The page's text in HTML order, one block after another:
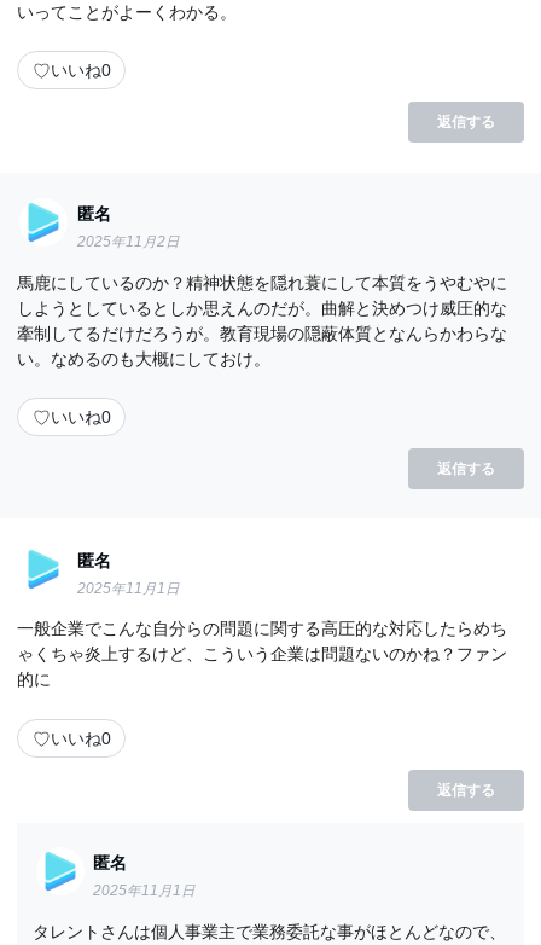
いってことがよーくわかる。
♡いいね0
返信する
匿名
2025年11月2日
馬鹿にしているのか？精神状態を隠れ蓑にして本質をうやむやに
しようとしているとしか思えんのだが。曲解と決めつけ威圧的な
牽制してるだけだろうが。教育現場の隠蔽体質となんらかわらな
い。なめるのも大概にしておけ。
♡いいね0
返信する
匿名
2025年11月1日
一般企業でこんな自分らの問題に関する高圧的な対応したらめち
ゃくちゃ炎上するけど、こういう企業は問題ないのかね？ファン
的に
♡いいね0
返信する
匿名
2025年11月1日
タレントさんは個人事業主で業務委託な事がほとんどなので、